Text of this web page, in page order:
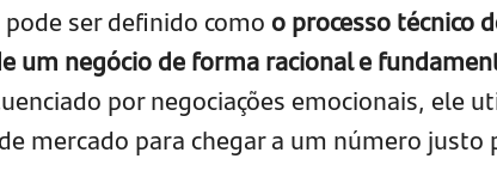
ser definido como o processo técnico
um negócio de forma racional e
por negociações emocionais, ele
mercado para chegar a um número justo